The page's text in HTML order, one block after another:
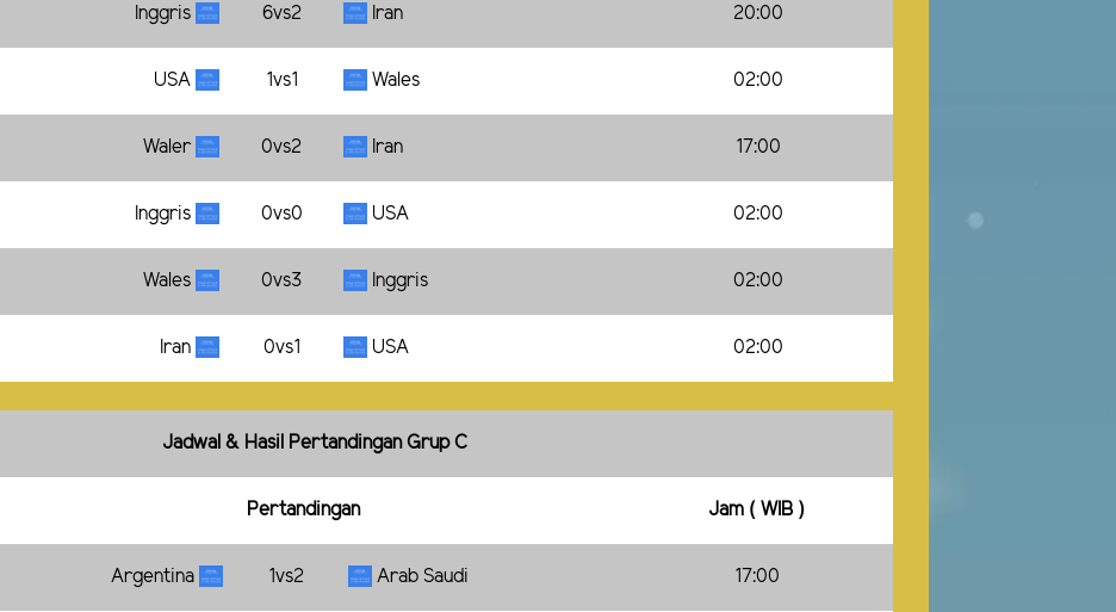
Inggris 6vs2 Iran 20:00
USA 1vs1 Wales 02:00
Waler 0vs2 Iran 17:00
Inggris 0vs0 USA 02:00
Wales 0vs3 Inggris 02:00
Iran 0vs1 USA 02:00
Jadwal & Hasil Pertandingan Grup C
Pertandingan Jam ( WIB )
Argentina 1vs2 Arab Saudi 17:00